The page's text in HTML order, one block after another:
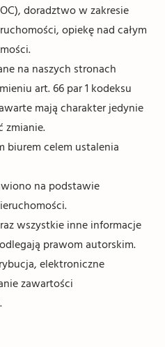
doradztwo w zakresie
opiekę nad całym
na naszych stronach
art. 66 par 1 kodeksu
mają charakter jedynie
zmianie.
biurem celem ustalenia
na podstawie
wszystkie inne informacje
prawom autorskim.
elektroniczne
zawartości